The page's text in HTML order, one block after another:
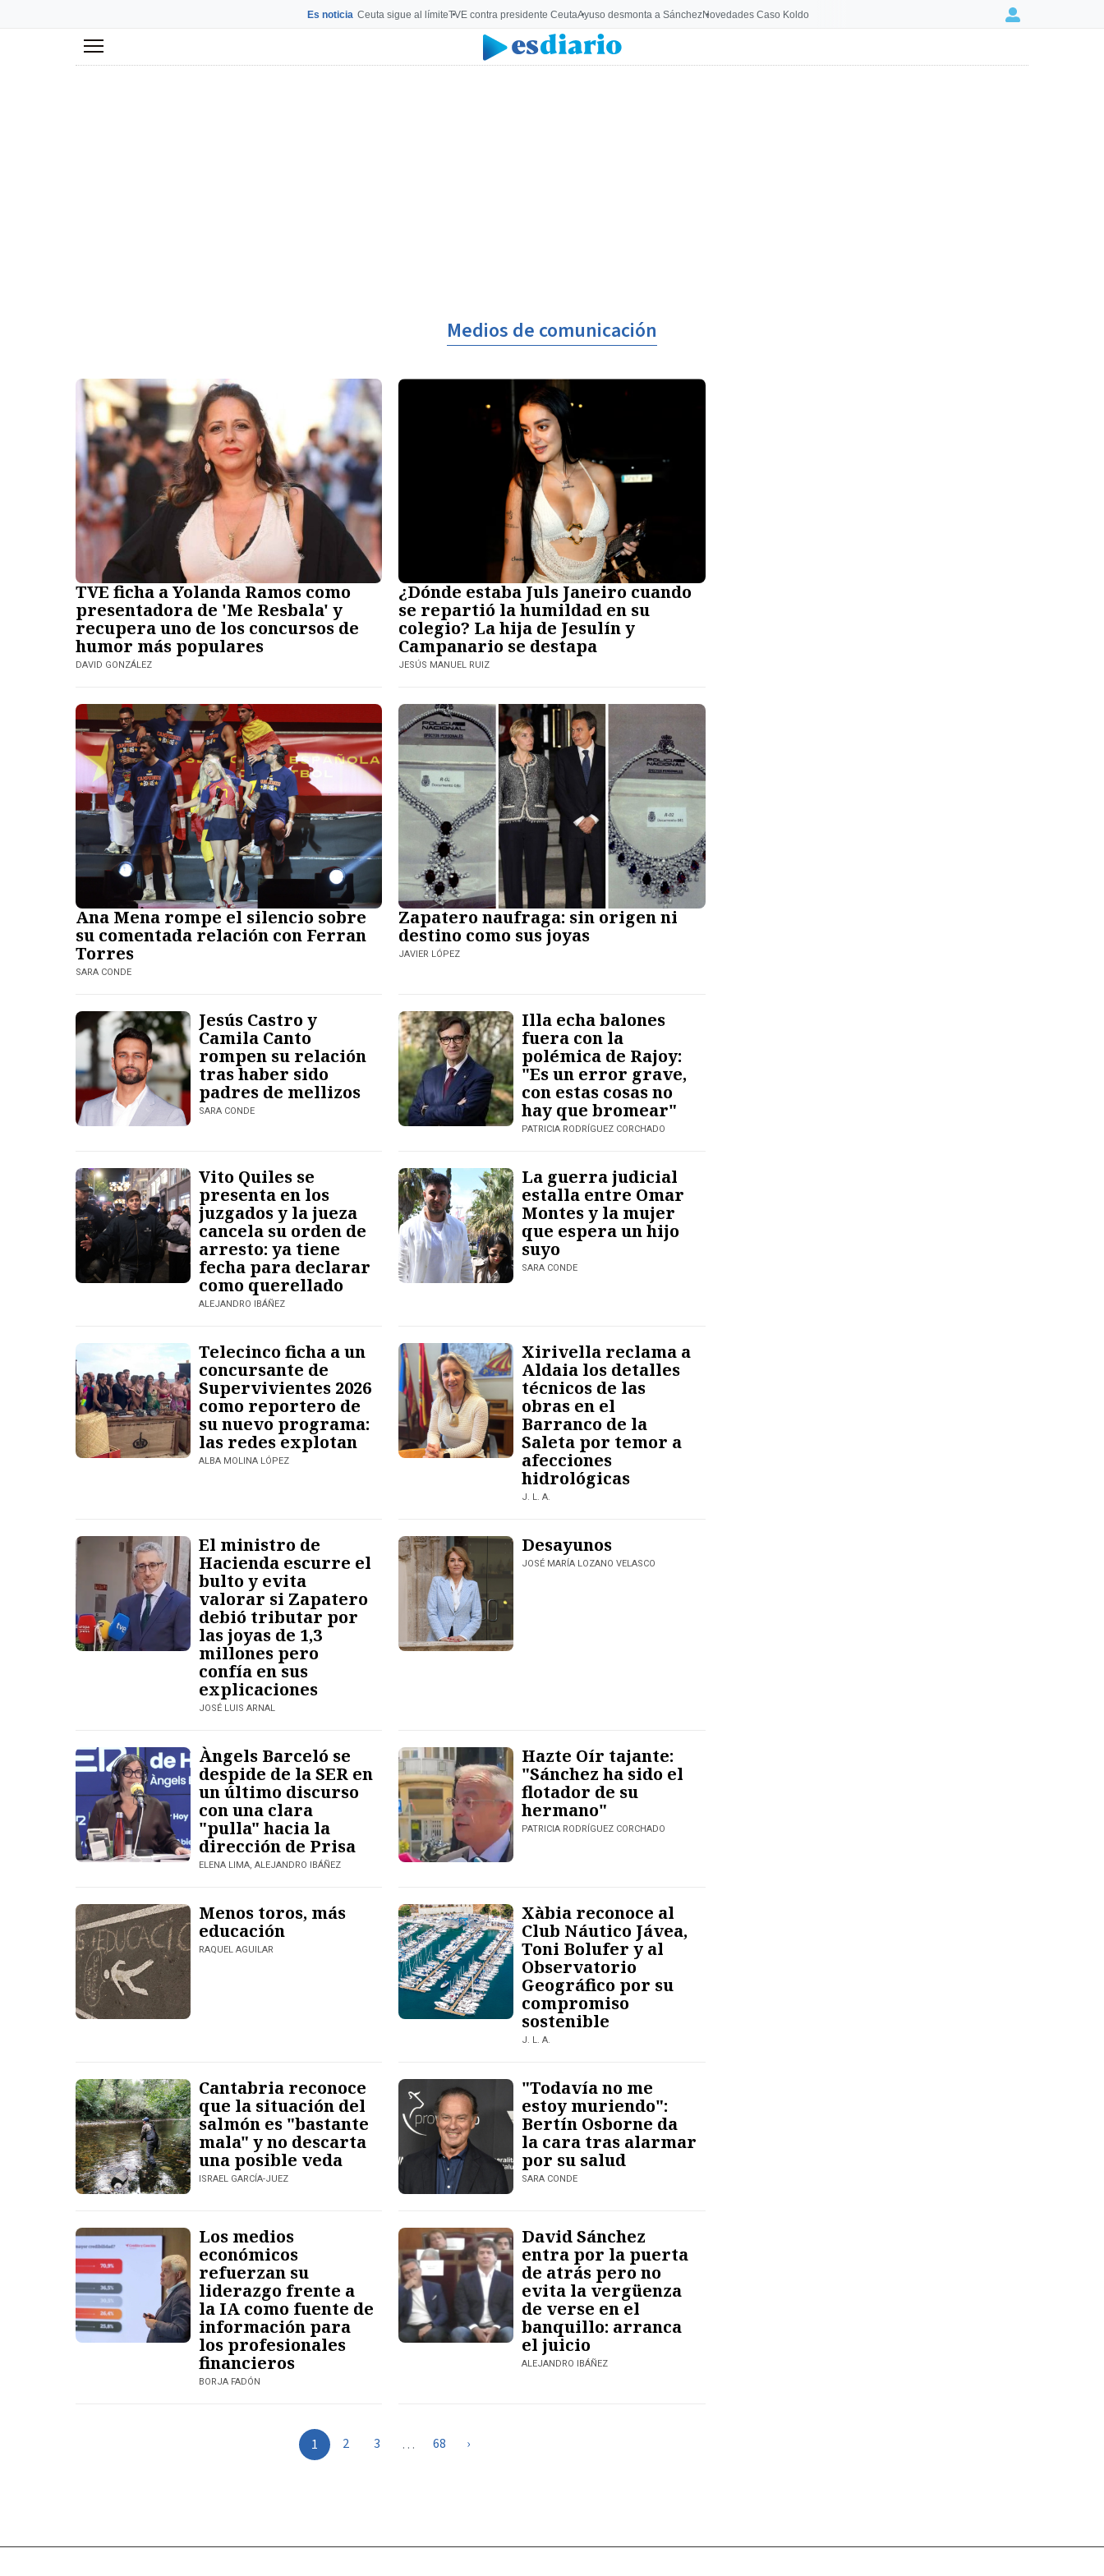
Es noticia Ceuta sigue al límiteTVE contra presidente CeutaAyuso desmonta a SánchezNovedades Caso Koldo Login
Menú
Medios de comunicación
TVE ficha a Yolanda Ramos como
presentadora de 'Me Resbala' y
recupera uno de los concursos de
humor más populares
DAVID GONZÁLEZ
¿Dónde estaba Juls Janeiro cuando
se repartió la humildad en su
colegio? La hija de Jesulín y
Campanario se destapa
JESÚS MANUEL RUIZ
Ana Mena rompe el silencio sobre
su comentada relación con Ferran
Torres
SARA CONDE
Zapatero naufraga: sin origen ni
destino como sus joyas
JAVIER LÓPEZ
Jesús Castro y
Camila Canto
rompen su relación
tras haber sido
padres de mellizos
SARA CONDE
Illa echa balones
fuera con la
polémica de Rajoy:
"Es un error grave,
con estas cosas no
hay que bromear"
PATRICIA RODRÍGUEZ CORCHADO
Vito Quiles se
presenta en los
juzgados y la jueza
cancela su orden de
arresto: ya tiene
fecha para declarar
como querellado
ALEJANDRO IBÁÑEZ
La guerra judicial
estalla entre Omar
Montes y la mujer
que espera un hijo
suyo
SARA CONDE
Telecinco ficha a un
concursante de
Supervivientes 2026
como reportero de
su nuevo programa:
las redes explotan
ALBA MOLINA LÓPEZ
Xirivella reclama a
Aldaia los detalles
técnicos de las
obras en el
Barranco de la
Saleta por temor a
afecciones
hidrológicas
J. L. A.
El ministro de
Hacienda escurre el
bulto y evita
valorar si Zapatero
debió tributar por
las joyas de 1,3
millones pero
confía en sus
explicaciones
JOSÉ LUIS ARNAL
Desayunos
JOSÉ MARÍA LOZANO VELASCO
Àngels Barceló se
despide de la SER en
un último discurso
con una clara
"pulla" hacia la
dirección de Prisa
ELENA LIMA, ALEJANDRO IBÁÑEZ
Hazte Oír tajante:
"Sánchez ha sido el
flotador de su
hermano"
PATRICIA RODRÍGUEZ CORCHADO
Menos toros, más
educación
RAQUEL AGUILAR
Xàbia reconoce al
Club Náutico Jávea,
Toni Bolufer y al
Observatorio
Geográfico por su
compromiso
sostenible
J. L. A.
Cantabria reconoce
que la situación del
salmón es "bastante
mala" y no descarta
una posible veda
ISRAEL GARCÍA-JUEZ
"Todavía no me
estoy muriendo":
Bertín Osborne da
la cara tras alarmar
por su salud
SARA CONDE
Los medios
económicos
refuerzan su
liderazgo frente a
la IA como fuente de
información para
los profesionales
financieros
BORJA FADÓN
David Sánchez
entra por la puerta
de atrás pero no
evita la vergüenza
de verse en el
banquillo: arranca
el juicio
ALEJANDRO IBÁÑEZ
1 2 3 … 68 ›